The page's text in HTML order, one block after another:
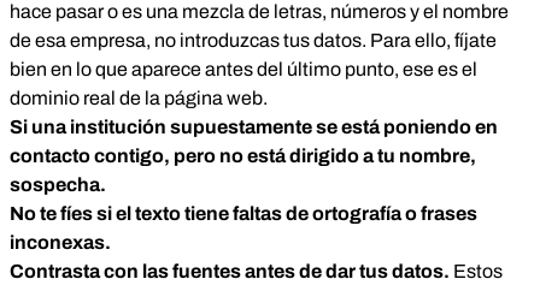
hace pasar o es una mezcla de letras, números y el nombre
de esa empresa, no introduzcas tus datos. Para ello, fíjate
bien en lo que aparece antes del último punto, ese es el
dominio real de la página web.
Si una institución supuestamente se está poniendo en
contacto contigo, pero no está dirigido a tu nombre,
sospecha.
No te fíes si el texto tiene faltas de ortografía o frases
inconexas.
Contrasta con las fuentes antes de dar tus datos. Estos